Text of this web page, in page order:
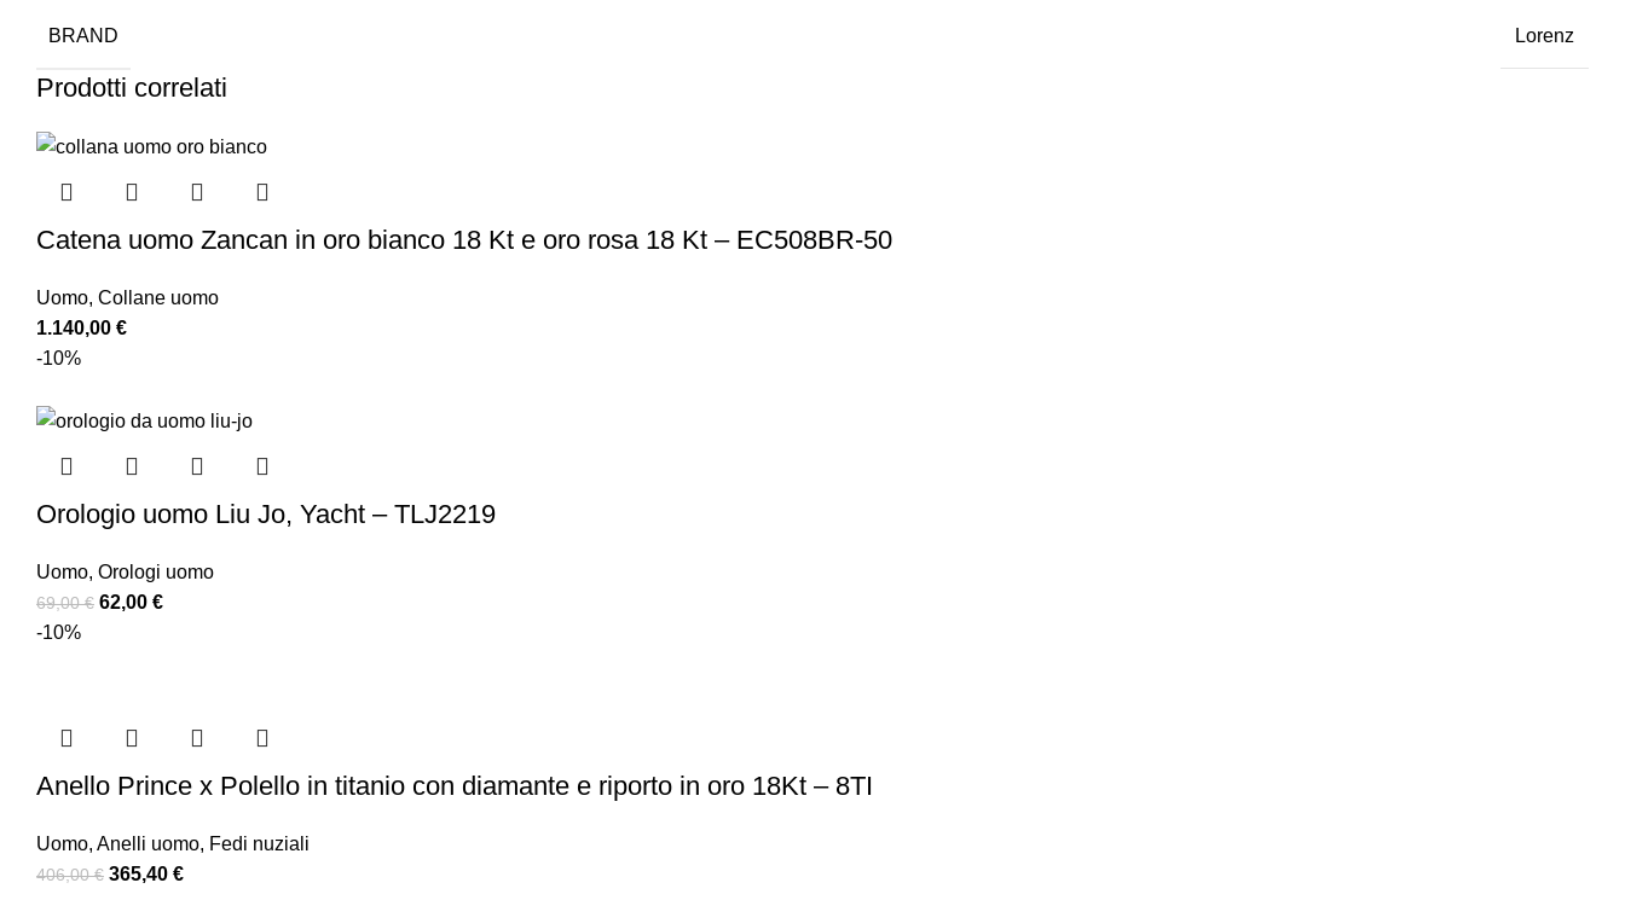
BRAND Lorenz
Prodotti correlati
Catena uomo Zancan in oro bianco 18 Kt e oro rosa 18 Kt – EC508BR-50
Uomo, Collane uomo
1.140,00 €
-10%
Orologio uomo Liu Jo, Yacht – TLJ2219
Uomo, Orologi uomo
69,00€ 62,00 €
-10%
Anello Prince x Polello in titanio con diamante e riporto in oro 18Kt – 8TI
Uomo, Anelli uomo, Fedi nuziali
406,00€ 365,40 €